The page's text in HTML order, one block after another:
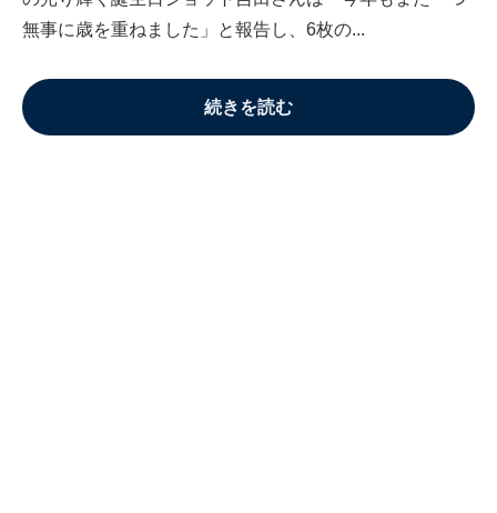
無事に歳を重ねました」と報告し、6枚の...
続きを読む